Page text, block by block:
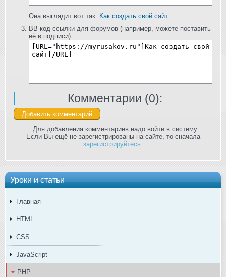
Уроки и статьи
Главная
HTML
CSS
JavaScript
PHP
Она выглядит вот так: Как создать свой сайт
BB-код ссылки для форумов (например, можете поставить
её в подписи):
Комментарии (0):
Для добавления комментариев надо войти в систему.
Если Вы ещё не зарегистрированы на сайте, то сначала
зарегистрируйтесь.